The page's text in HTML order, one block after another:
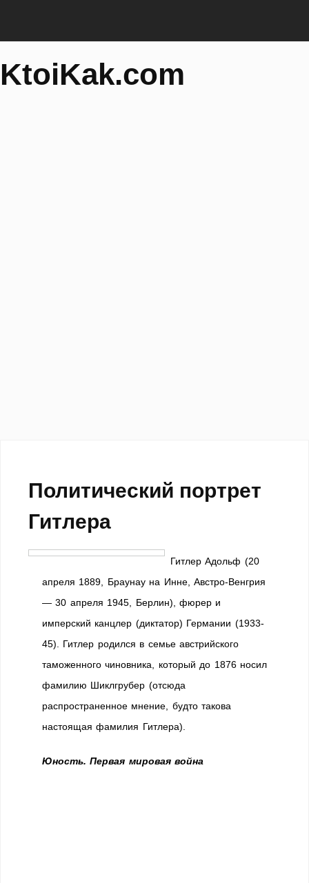
KtoiKak.com
Политический портрет
Гитлера
Гитлер Адольф (20
апреля 1889, Браунау на Инне, Австро-Венгрия
— 30 апреля 1945, Берлин), фюрер и
имперский канцлер (диктатор) Германии (1933-
45). Гитлер родился в семье австрийского
таможенного чиновника, который до 1876 носил
фамилию Шиклгрубер (отсюда
распространенное мнение, будто такова
настоящая фамилия Гитлера).
Юность.Первая мировая война